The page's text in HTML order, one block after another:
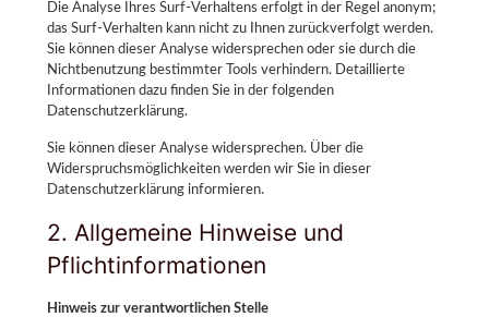
Die Analyse Ihres Surf-Verhaltens erfolgt in der Regel anonym;
das Surf-Verhalten kann nicht zu Ihnen zurückverfolgt werden.
Sie können dieser Analyse widersprechen oder sie durch die
Nichtbenutzung bestimmter Tools verhindern. Detaillierte
Informationen dazu finden Sie in der folgenden
Datenschutzerklärung.
Sie können dieser Analyse widersprechen. Über die
Widerspruchsmöglichkeiten werden wir Sie in dieser
Datenschutzerklärung informieren.
2. Allgemeine Hinweise und
Pflichtinformationen
Hinweis zur verantwortlichen Stelle